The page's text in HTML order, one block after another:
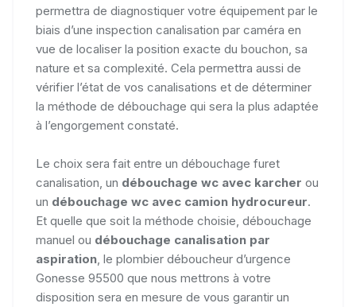
permettra de diagnostiquer votre équipement par le
biais d’une inspection canalisation par caméra en
vue de localiser la position exacte du bouchon, sa
nature et sa complexité. Cela permettra aussi de
vérifier l’état de vos canalisations et de déterminer
la méthode de débouchage qui sera la plus adaptée
à l’engorgement constaté.
Le choix sera fait entre un débouchage furet
canalisation, un débouchage wc avec karcher ou
un débouchage wc avec camion hydrocureur.
Et quelle que soit la méthode choisie, débouchage
manuel ou débouchage canalisation par
aspiration , le plombier déboucheur d’urgence
Gonesse 95500 que nous mettrons à votre
disposition sera en mesure de vous garantir un